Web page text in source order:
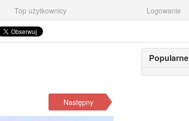
Top użytkownicy Logowanie
Następny
Popularne